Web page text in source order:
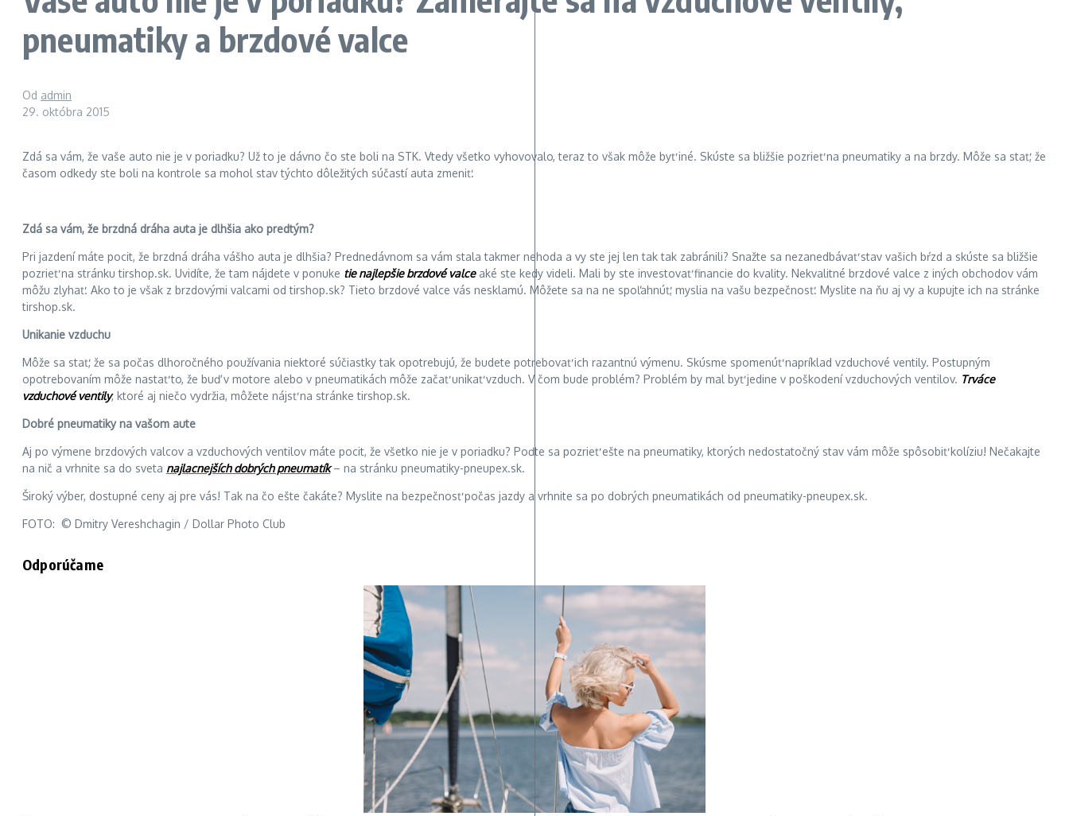
pneumatiky a brzdové valce
Od admin
29. októbra 2015
Zdá sa vám, že vaše auto nie je v poriadku? Už to je dávno čo ste boli na STK. Vtedy všetko vyhovovalo, teraz to však môže byť iné. Skúste sa bližšie pozrieť na pneumatiky a na brzdy. Môže sa stať, že
časom odkedy ste boli na kontrole sa mohol stav týchto dôležitých súčastí auta zmeniť.
Zdá sa vám, že brzdná dráha auta je dlhšia ako predtým?
Pri jazdení máte pocit, že brzdná dráha vášho auta je dlhšia? Prednedávnom sa vám stala takmer nehoda a vy ste jej len tak tak zabránili? Snažte sa nezanedbávať stav vašich bŕzd a skúste sa bližšie
pozrieť na stránku tirshop.sk. Uvidíte, že tam nájdete v ponuke tie najlepšie brzdové valceaké ste kedy videli. Mali by ste investovať financie do kvality. Nekvalitné brzdové valce z iných obchodov vám
môžu zlyhať. Ako to je však z brzdovými valcami od tirshop.sk? Tieto brzdové valce vás nesklamú. Môžete sa na ne spoľahnúť, myslia na vašu bezpečnosť. Myslite na ňu aj vy a kupujte ich na stránke
tirshop.sk.
Unikanie vzduchu
Môže sa stať, že sa počas dlhoročného používania niektoré súčiastky tak opotrebujú, že budete potrebovať ich razantnú výmenu. Skúsme spomenúť napríklad vzduchové ventily. Postupným
opotrebovaním môže nastať to, že buď v motore alebo v pneumatikách môže začať unikať vzduch. V čom bude problém? Problém by mal byť jedine v poškodení vzduchových ventilov. Trváce
vzduchové ventily, ktoré aj niečo vydržia, môžete nájsť na stránke tirshop.sk.
Dobré pneumatiky na vašom aute
Aj po výmene brzdových valcov a vzduchových ventilov máte pocit, že všetko nie je v poriadku? Poďte sa pozrieť ešte na pneumatiky, ktorých nedostatočný stav vám môže spôsobiť kolíziu! Nečakajte
na nič a vrhnite sa do sveta najlacnejších dobrých pneumatík– na stránku pneumatiky-pneupex.sk.
Široký výber, dostupné ceny aj pre vás! Tak na čo ešte čakáte? Myslite na bezpečnosť počas jazdy a vrhnite sa po dobrých pneumatikách od pneumatiky-pneupex.sk.
FOTO: © Dmitry Vereshchagin / Dollar Photo Club
Odporúčame